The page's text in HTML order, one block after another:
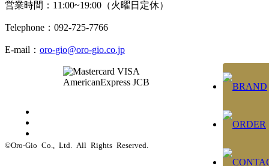
営業時間：11:00~19:00（火曜日定休）
Telephone：092-725-7766
E-mail： oro-gio@oro-gio.co.jp
©Oro-Gio Co., Ltd. All Rights Reserved.